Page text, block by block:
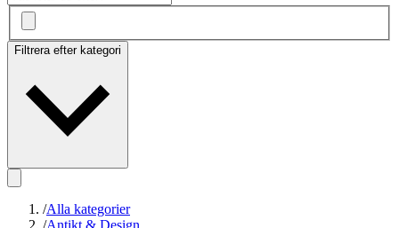
Filtrera efter kategori
/Alla kategorier